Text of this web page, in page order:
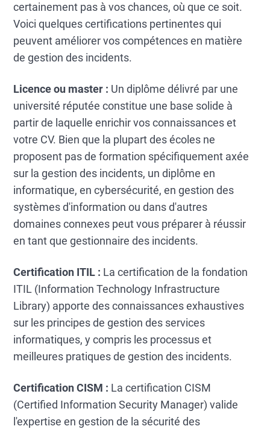
certainement pas à vos chances, où que ce soit.
Voici quelques certifications pertinentes qui
peuvent améliorer vos compétences en matière
de gestion des incidents.
Licence ou master : Un diplôme délivré par une
université réputée constitue une base solide à
partir de laquelle enrichir vos connaissances et
votre CV. Bien que la plupart des écoles ne
proposent pas de formation spécifiquement axée
sur la gestion des incidents, un diplôme en
informatique, en cybersécurité, en gestion des
systèmes d'information ou dans d'autres
domaines connexes peut vous préparer à réussir
en tant que gestionnaire des incidents.
Certification ITIL : La certification de la fondation
ITIL (Information Technology Infrastructure
Library) apporte des connaissances exhaustives
sur les principes de gestion des services
informatiques, y compris les processus et
meilleures pratiques de gestion des incidents.
Certification CISM : La certification CISM
(Certified Information Security Manager) valide
l'expertise en gestion de la sécurité des